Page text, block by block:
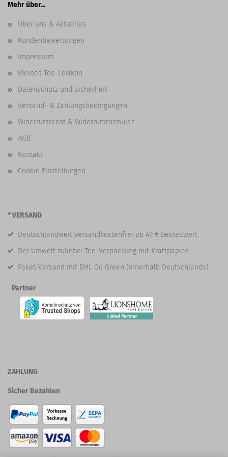
Mehr über...
Über uns & Aktuelles
Kundenbewertungen
Impressum
Kleines Tee-Lexikon
Datenschutz und Sicherheit
Versand- & Zahlungsbedingungen
Widerrufsrecht & Widerrufsformular
AGB
Kontakt
Cookie Einstellungen
* VERSAND
Deutschlandweit versandkostenfrei ab 49 € Bestellwert
Der Umwelt zuliebe: Tee-Verpackung mit Kraftpapier
Paket-Versand mit DHL Go Green (innerhalb Deutschlands)
Partner
ZAHLUNG
Sicher Bezahlen